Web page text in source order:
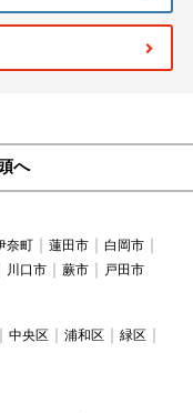
へ
奈町 蓮田市
白岡市
川口市 蕨市 戸田市
中央区 浦和区
緑区